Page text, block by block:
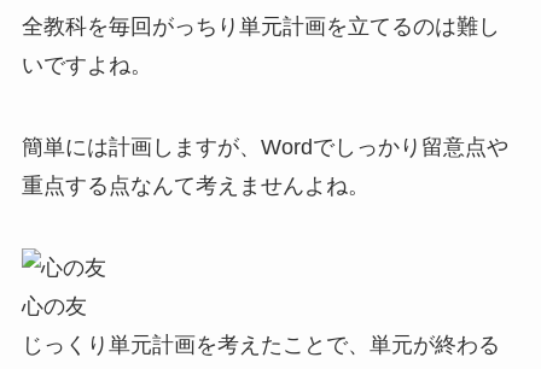
全教科を毎回がっちり単元計画を立てるのは難し
いですよね。
簡単には計画しますが、Wordでしっかり留意点や
重点する点なんて考えませんよね。
心の友
じっくり単元計画を考えたことで、単元が終わる